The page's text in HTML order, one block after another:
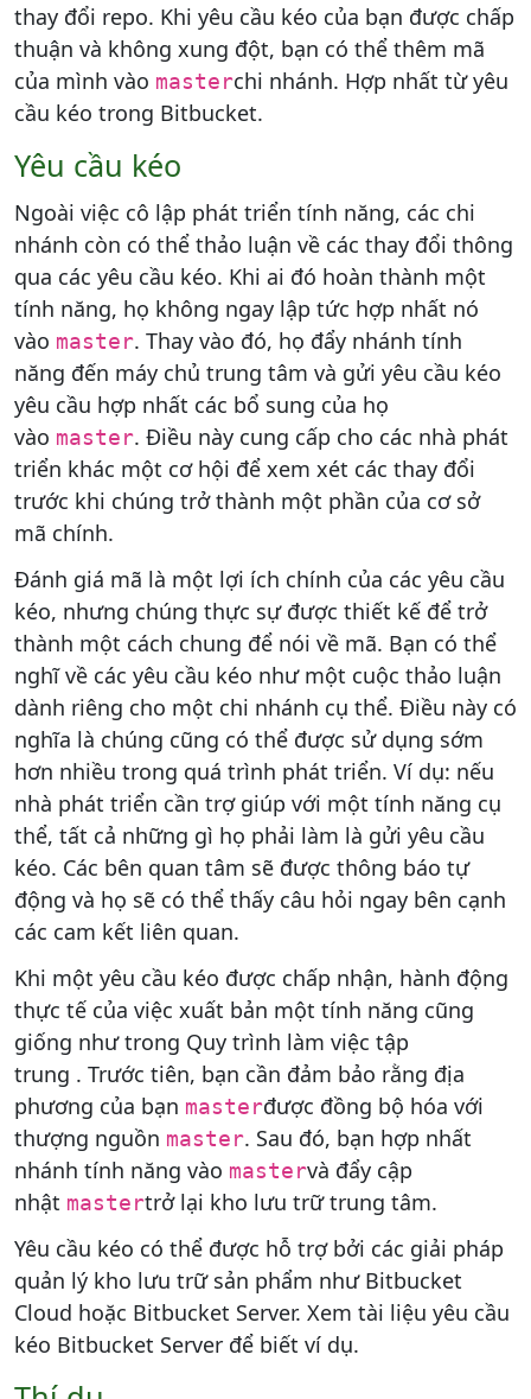
thay đổi repo. Khi yêu cầu kéo của bạn được chấp
thuận và không xung đột, bạn có thể thêm mã
của mình vào masterchi nhánh. Hợp nhất từ ​​yêu
cầu kéo trong Bitbucket.
Yêu cầu kéo
Ngoài việc cô lập phát triển tính năng, các chi
nhánh còn có thể thảo luận về các thay đổi thông
qua các yêu cầu kéo. Khi ai đó hoàn thành một
tính năng, họ không ngay lập tức hợp nhất nó
vào master. Thay vào đó, họ đẩy nhánh tính
năng đến máy chủ trung tâm và gửi yêu cầu kéo
yêu cầu hợp nhất các bổ sung của họ
vào master. Điều này cung cấp cho các nhà phát
triển khác một cơ hội để xem xét các thay đổi
trước khi chúng trở thành một phần của cơ sở
mã chính.
Đánh giá mã là một lợi ích chính của các yêu cầu
kéo, nhưng chúng thực sự được thiết kế để trở
thành một cách chung để nói về mã. Bạn có thể
nghĩ về các yêu cầu kéo như một cuộc thảo luận
dành riêng cho một chi nhánh cụ thể. Điều này có
nghĩa là chúng cũng có thể được sử dụng sớm
hơn nhiều trong quá trình phát triển. Ví dụ: nếu
nhà phát triển cần trợ giúp với một tính năng cụ
thể, tất cả những gì họ phải làm là gửi yêu cầu
kéo. Các bên quan tâm sẽ được thông báo tự
động và họ sẽ có thể thấy câu hỏi ngay bên cạnh
các cam kết liên quan.
Khi một yêu cầu kéo được chấp nhận, hành động
thực tế của việc xuất bản một tính năng cũng
giống như trong Quy trình làm việc tập
trung . Trước tiên, bạn cần đảm bảo rằng địa
phương của bạn masterđược đồng bộ hóa với
thượng nguồn master. Sau đó, bạn hợp nhất
nhánh tính năng vào mastervà đẩy cập
nhật mastertrở lại kho lưu trữ trung tâm.
Yêu cầu kéo có thể được hỗ trợ bởi các giải pháp
quản lý kho lưu trữ sản phẩm như Bitbucket
Cloud hoặc Bitbucket Server. Xem tài liệu yêu cầu
kéo Bitbucket Server để biết ví dụ.